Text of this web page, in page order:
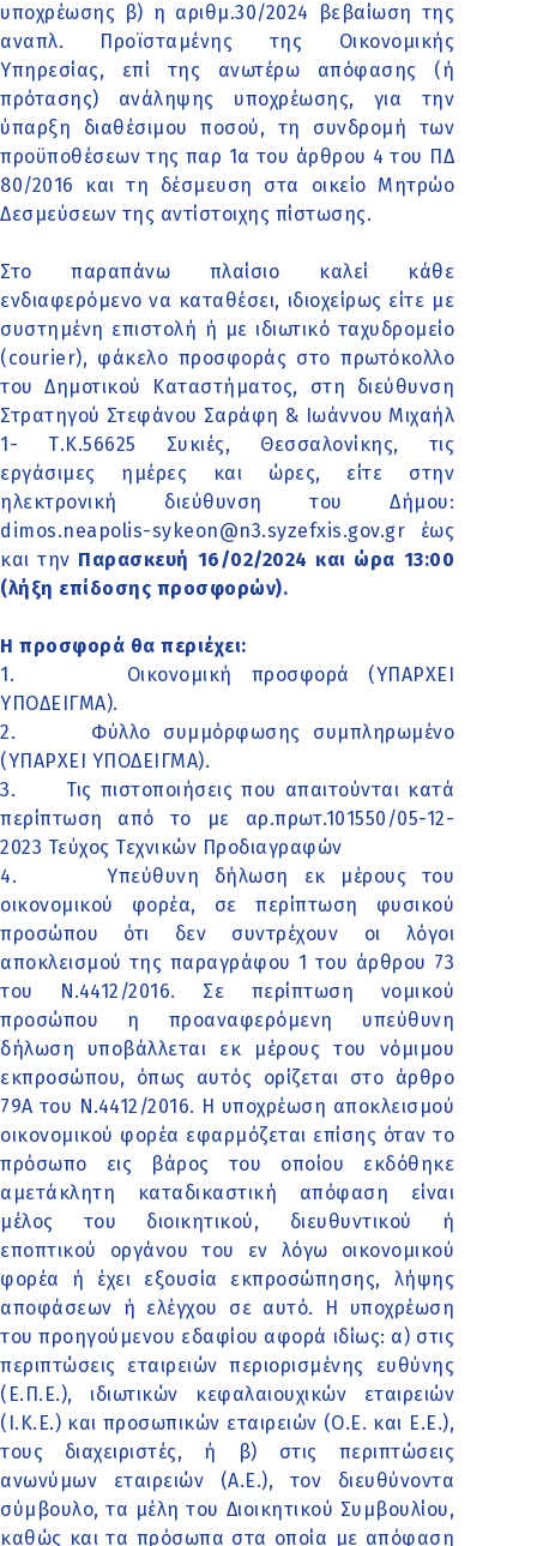
υποχρέωσης β) η αριθμ.30/2024 βεβαίωση της
αναπλ. Προϊσταμένης της Οικονομικής
Υπηρεσίας, επί της ανωτέρω απόφασης (ή
πρότασης) ανάληψης υποχρέωσης, για την
ύπαρξη διαθέσιμου ποσού, τη συνδρομή των
προϋποθέσεων της παρ 1α του άρθρου 4 του ΠΔ
80/2016 και τη δέσμευση στα οικείο Μητρώο
Δεσμεύσεων της αντίστοιχης πίστωσης.
Στο παραπάνω πλαίσιο καλεί κάθε
ενδιαφερόμενο να καταθέσει, ιδιοχείρως είτε με
συστημένη επιστολή ή με ιδιωτικό ταχυδρομείο
(courier), φάκελο προσφοράς στο πρωτόκολλο
του Δημοτικού Καταστήματος, στη διεύθυνση
Στρατηγού Στεφάνου Σαράφη & Ιωάννου Μιχαήλ
1- Τ.Κ.56625 Συκιές, Θεσσαλονίκης, τις
εργάσιμες ημέρες και ώρες, είτε στην
ηλεκτρονική διεύθυνση του Δήμου:
dimos.neapolis-sykeon@n3.syzefxis.gov.gr έως
και την Παρασκευή 16/02/2024 και ώρα 13:00
(λήξη επίδοσης προσφορών).
Η προσφορά θα περιέχει:
1. Οικονομική προσφορά (ΥΠΑΡΧΕΙ
ΥΠΟΔΕΙΓΜΑ).
2. Φύλλο συμμόρφωσης συμπληρωμένο
(ΥΠΑΡΧΕΙ ΥΠΟΔΕΙΓΜΑ).
3. Τις πιστοποιήσεις που απαιτούνται κατά
περίπτωση από το με αρ.πρωτ.101550/05-12-
2023 Τεύχος Τεχνικών Προδιαγραφών
4. Υπεύθυνη δήλωση εκ μέρους του
οικονομικού φορέα, σε περίπτωση φυσικού
προσώπου ότι δεν συντρέχουν οι λόγοι
αποκλεισμού της παραγράφου 1 του άρθρου 73
του Ν.4412/2016. Σε περίπτωση νομικού
προσώπου η προαναφερόμενη υπεύθυνη
δήλωση υποβάλλεται εκ μέρους του νόμιμου
εκπροσώπου, όπως αυτός ορίζεται στο άρθρο
79Α του Ν.4412/2016. Η υποχρέωση αποκλεισμού
οικονομικού φορέα εφαρμόζεται επίσης όταν το
πρόσωπο εις βάρος του οποίου εκδόθηκε
αμετάκλητη καταδικαστική απόφαση είναι
μέλος του διοικητικού, διευθυντικού ή
εποπτικού οργάνου του εν λόγω οικονομικού
φορέα ή έχει εξουσία εκπροσώπησης, λήψης
αποφάσεων ή ελέγχου σε αυτό. Η υποχρέωση
του προηγούμενου εδαφίου αφορά ιδίως: α) στις
περιπτώσεις εταιρειών περιορισμένης ευθύνης
(Ε.Π.Ε.), ιδιωτικών κεφαλαιουχικών εταιρειών
(Ι.Κ.Ε.) και προσωπικών εταιρειών (Ο.Ε. και Ε.Ε.),
τους διαχειριστές, ή β) στις περιπτώσεις
ανωνύμων εταιρειών (Α.Ε.), τον διευθύνοντα
σύμβουλο, τα μέλη του Διοικητικού Συμβουλίου,
καθώς και τα πρόσωπα στα οποία με απόφαση